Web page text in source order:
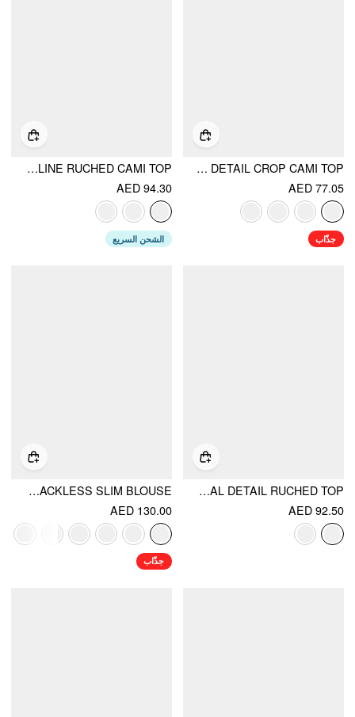
METALLIC TEXTURED SWEETHEART HALTER NECK COWL METAL DETAIL CROP CAMI TOP
AED 77.05
جذّاب
HALTER NECKLINE RUCHED CAMI TOP
AED 94.30
الشحن السريع
COWL NECK METAL DETAIL RUCHED TOP
AED 92.50
STAND COLLAR SHORT SLEEVE TIE FRONT CUT OUT BACKLESS SLIM BLOUSE
AED 130.00
جذّاب